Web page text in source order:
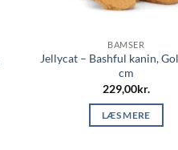
BAMSER
Jellycat – Bashful kanin,
cm
229,00kr.
LÆS MERE